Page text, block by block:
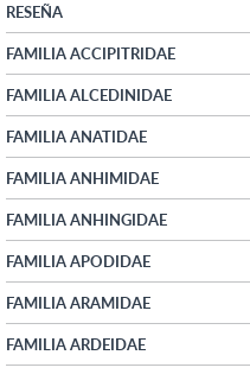
RESEÑA
FAMILIA ACCIPITRIDAE
FAMILIA ALCEDINIDAE
FAMILIA ANATIDAE
FAMILIA ANHIMIDAE
FAMILIA ANHINGIDAE
FAMILIA APODIDAE
FAMILIA ARAMIDAE
FAMILIA ARDEIDAE